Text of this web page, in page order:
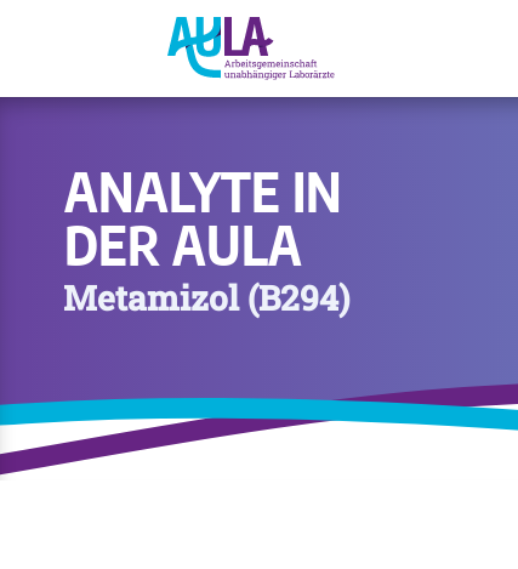
ANALYTE IN
DER AULA
Metamizol (B294)